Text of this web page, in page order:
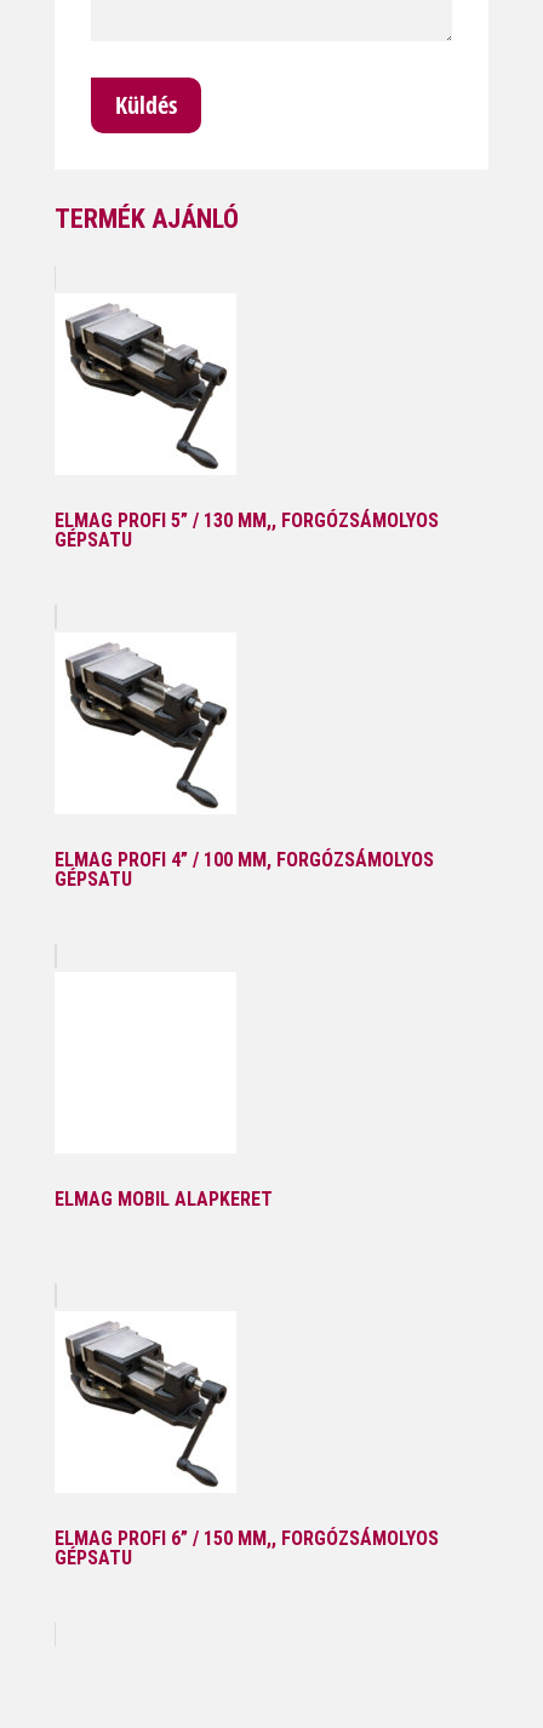
TERMÉK AJÁNLÓ
ELMAG PROFI 5” / 130 MM,, FORGÓZSÁMOLYOS
GÉPSATU
ELMAG PROFI 4” / 100 MM, FORGÓZSÁMOLYOS
GÉPSATU
ELMAG MOBIL ALAPKERET
ELMAG PROFI 6” / 150 MM,, FORGÓZSÁMOLYOS
GÉPSATU